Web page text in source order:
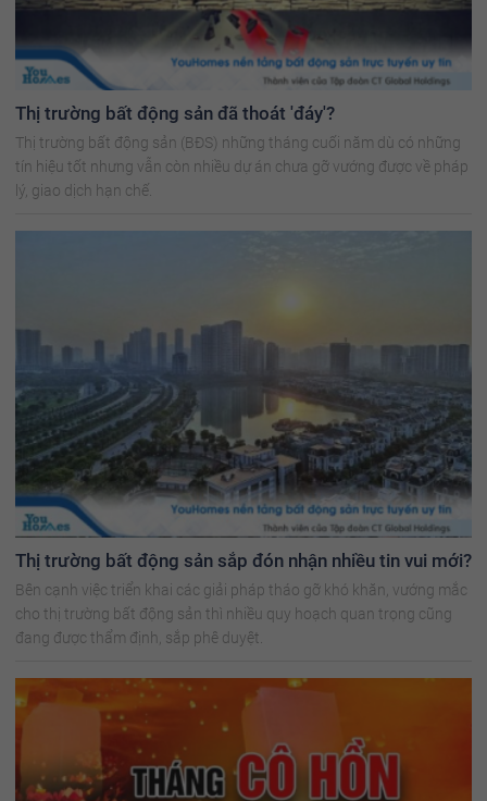
Thị trường bất động sản đã thoát 'đáy'?
Thị trường bất động sản (BĐS) những tháng cuối năm dù có những
tín hiệu tốt nhưng vẫn còn nhiều dự án chưa gỡ vướng được về pháp
lý, giao dịch hạn chế.
Thị trường bất động sản sắp đón nhận nhiều tin vui mới?
Bên cạnh việc triển khai các giải pháp tháo gỡ khó khăn, vướng mắc
cho thị trường bất động sản thì nhiều quy hoạch quan trọng cũng
đang được thẩm định, sắp phê duyệt.